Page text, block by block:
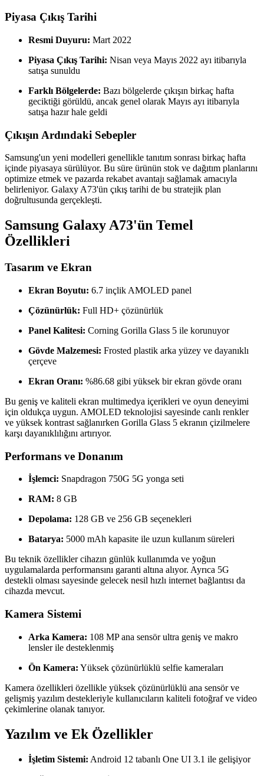
Piyasa Çıkış Tarihi
Resmi Duyuru: Mart 2022
Piyasa Çıkış Tarihi: Nisan veya Mayıs 2022 ayı itibarıyla
satışa sunuldu
Farklı Bölgelerde: Bazı bölgelerde çıkışın birkaç hafta
geciktiği görüldü, ancak genel olarak Mayıs ayı itibarıyla
satışa hazır hale geldi
Çıkışın Ardındaki Sebepler
Samsung'un yeni modelleri genellikle tanıtım sonrası birkaç hafta
içinde piyasaya sürülüyor. Bu süre ürünün stok ve dağıtım planlarını
optimize etmek ve pazarda rekabet avantajı sağlamak amacıyla
belirleniyor. Galaxy A73'ün çıkış tarihi de bu stratejik plan
doğrultusunda gerçekleşti.
Samsung Galaxy A73'ün Temel
Özellikleri
Tasarım ve Ekran
Ekran Boyutu: 6.7 inçlik AMOLED panel
Çözünürlük: Full HD+ çözünürlük
Panel Kalitesi: Corning Gorilla Glass 5 ile korunuyor
Gövde Malzemesi: Frosted plastik arka yüzey ve dayanıklı
çerçeve
Ekran Oranı: %86.68 gibi yüksek bir ekran gövde oranı
Bu geniş ve kaliteli ekran multimedya içerikleri ve oyun deneyimi
için oldukça uygun. AMOLED teknolojisi sayesinde canlı renkler
ve yüksek kontrast sağlanırken Gorilla Glass 5 ekranın çizilmelere
karşı dayanıklılığını artırıyor.
Performans ve Donanım
İşlemci: Snapdragon 750G 5G yonga seti
RAM: 8 GB
Depolama: 128 GB ve 256 GB seçenekleri
Batarya: 5000 mAh kapasite ile uzun kullanım süreleri
Bu teknik özellikler cihazın günlük kullanımda ve yoğun
uygulamalarda performansını garanti altına alıyor. Ayrıca 5G
destekli olması sayesinde gelecek nesil hızlı internet bağlantısı da
cihazda mevcut.
Kamera Sistemi
Arka Kamera: 108 MP ana sensör ultra geniş ve makro
lensler ile desteklenmiş
Ön Kamera: Yüksek çözünürlüklü selfie kameraları
Kamera özellikleri özellikle yüksek çözünürlüklü ana sensör ve
gelişmiş yazılım destekleriyle kullanıcıların kaliteli fotoğraf ve video
çekimlerine olanak tanıyor.
Yazılım ve Ek Özellikler
İşletim Sistemi: Android 12 tabanlı One UI 3.1 ile gelişiyor